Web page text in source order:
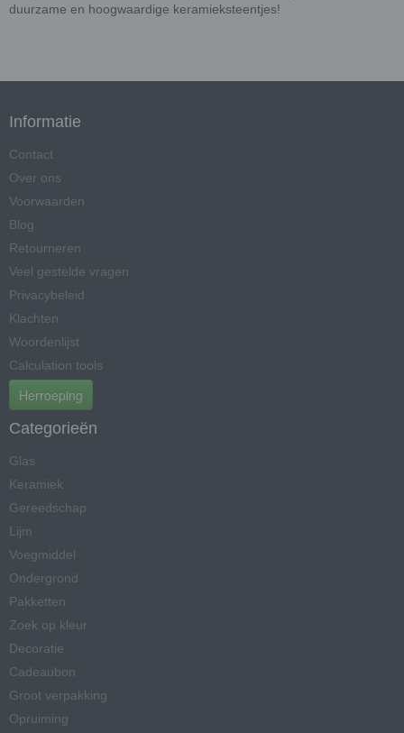
duurzame en hoogwaardige keramieksteentjes!
Informatie
Contact
Over ons
Voorwaarden
Blog
Retourneren
Veel gestelde vragen
Privacybeleid
Klachten
Woordenlijst
Calculation tools
Herroeping
Categorieën
Glas
Keramiek
Gereedschap
Lijm
Voegmiddel
Ondergrond
Pakketten
Zoek op kleur
Decoratie
Cadeaubon
Groot verpakking
Opruiming